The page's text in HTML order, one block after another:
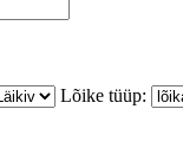
Lõike tüüp: